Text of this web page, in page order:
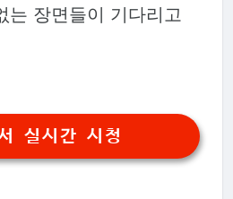
는 장면들이 기다리고
실시간 시청